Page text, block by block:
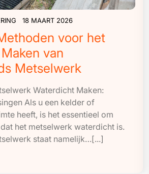
18 MAART 2026
voor het
van
Metselwerk
Waterdicht Maken:
Als u een kelder of
heeft, is het essentieel om
het metselwerk waterdicht is.
staat namelijk…[...]